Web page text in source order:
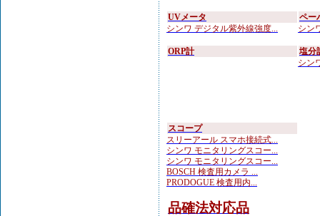
UVメータ
シンワ デジタル紫外線強度...
ペー
シン
ORP計
塩分
シン
スコープ
スリーアール スマホ接続式...
シンワ モニタリングスコー...
シンワ モニタリングスコー...
BOSCH 検査用カメラ ...
PRODOGUE 検査用内...
品確法対応品